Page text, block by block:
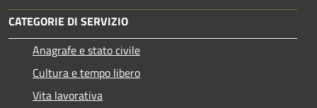
CATEGORIE DI SERVIZIO
Anagrafe e stato civile
Cultura e tempo libero
Vita lavorativa